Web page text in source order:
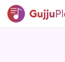
Skip